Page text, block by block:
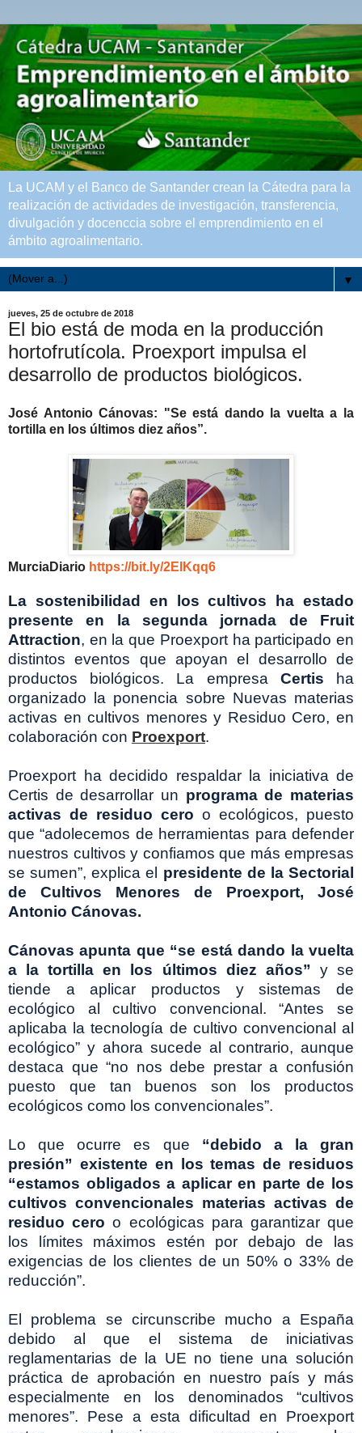
La UCAM y el Banco de Santander crean la Cátedra para la
realización de actividades de investigación, transferencia,
divulgación y docenccia sobre el emprendimiento en el
ámbito agroalimentario.
▼
jueves, 25 de octubre de 2018
El bio está de moda en la producción
hortofrutícola. Proexport impulsa el
desarrollo de productos biológicos.
José Antonio Cánovas: "Se está dando la vuelta a la
tortilla en los últimos diez años”.
MurciaDiario https://bit.ly/2EIKqq6
La sostenibilidad en los cultivos ha estado
presente en la segunda jornada de Fruit
Attraction, en la que Proexport ha participado en
distintos eventos que apoyan el desarrollo de
productos biológicos. La empresa Certis
ha
organizado la ponencia sobre Nuevas materias
activas en cultivos menores y Residuo Cero, en
colaboración con Proexport.
Proexport ha decidido respaldar la iniciativa de
Certis de desarrollar un programa de materias
activas de residuo cero o ecológicos, puesto
que “adolecemos de herramientas para defender
nuestros cultivos y confiamos que más empresas
se sumen”, explica el presidente de la Sectorial
de Cultivos Menores de Proexport, José
Antonio Cánovas.
Cánovas apunta que “se está dando la vuelta
a la tortilla en los últimos diez años” y se
tiende a aplicar productos y sistemas de
ecológico al cultivo convencional. “Antes se
aplicaba la tecnología de cultivo convencional al
ecológico” y ahora sucede al contrario, aunque
destaca que “no nos debe prestar a confusión
puesto que tan buenos son los productos
ecológicos como los convencionales”.
Lo que ocurre es que “debido a la gran
presión” existente en los temas de residuos
“estamos obligados a aplicar en parte de los
cultivos convencionales materias activas de
residuo ceroo ecológicas para garantizar que
los límites máximos estén por debajo de las
exigencias de los clientes de un 50% o 33% de
reducción”.
El problema se circunscribe mucho a España
debido al que el sistema de iniciativas
reglamentarias de la UE no tiene una solución
práctica de aprobación en nuestro país y más
especialmente en los denominados “cultivos
menores”. Pese a esta dificultad en Proexport